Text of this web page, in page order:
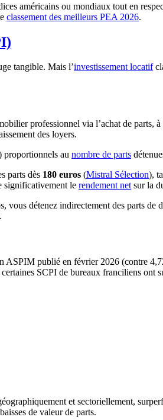
américains ou mondiaux tout en
classement des meilleurs PEA 2026.
tangible. Mais l’investissement locatif
professionnel via l’achat de parts,
des loyers.
proportionnels au nombre de parts
parts dès 180 euros (Mistral Sélection),
significativement le rendement net sur la
détenez indirectement des parts de
ASPIM publié en février 2026 (contre
SCPI de bureaux franciliens ont
et sectoriellement,
de valeur de parts.